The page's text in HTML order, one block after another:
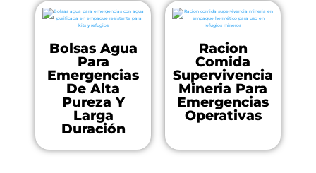
Bolsas Agua
Para
Emergencias
De Alta
Pureza Y
Larga
Duración
Racion
Comida
Supervivencia
Mineria Para
Emergencias
Operativas